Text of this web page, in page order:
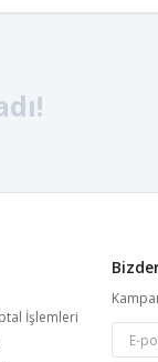
İşlemleri